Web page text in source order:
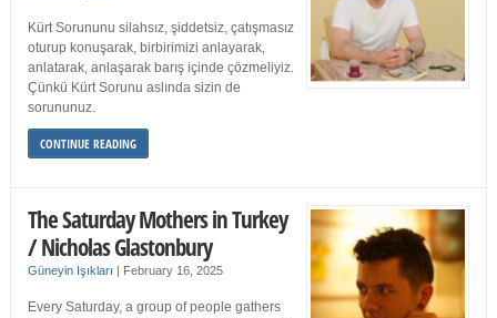
Kürt Sorununu silahsız, şiddetsiz, çatışmasız
oturup konuşarak, birbirimizi anlayarak,
anlatarak, anlaşarak barış içinde çözmeliyiz.
Çünkü Kürt Sorunu aslında sizin de
sorununuz.
CONTINUE READING
The Saturday Mothers in Turkey
/ Nicholas Glastonbury
Güneyin Işıkları | February 16, 2025
Every Saturday, a group of people gathers